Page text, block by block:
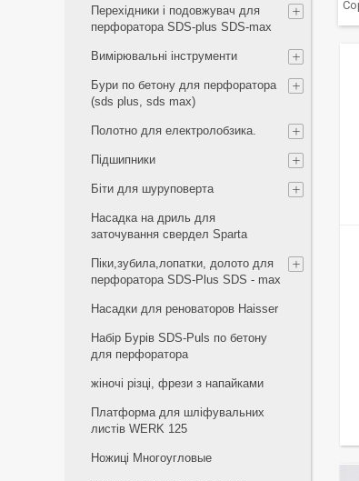
Перехідники і подовжувач для
перфоратора SDS-plus SDS-max
Вимірювальні інструменти
Бури по бетону для перфоратора
(sds plus, sds max)
Полотно для електролобзика.
Підшипники
Біти для шуруповерта
Насадка на дриль для
заточування свердел Sparta
Піки,зубила,лопатки, долото для
перфоратора SDS-Plus SDS - max
Насадки для реноваторов Haisser
Набір Бурів SDS-Puls по бетону
для перфоратора
жіночі різці, фрези з напайками
Платформа для шліфувальних
листів WERK 125
Ножиці Многоугловые